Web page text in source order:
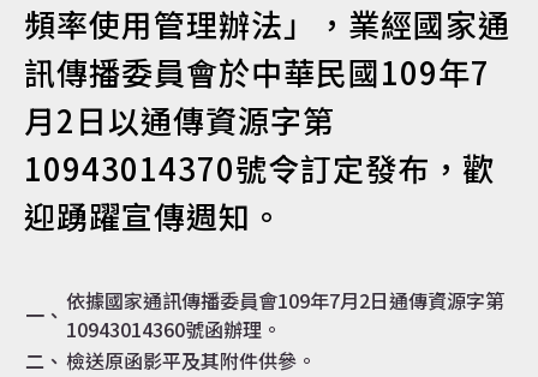
訊息專區
便民服務
資訊公開
頻率使用管理辦法」，業經國家通
訊傳播委員會於中華民國109年7
月2日以通傳資源字第
10943014370號令訂定發布，歡
迎踴躍宣傳週知。
一、 依據國家通訊傳播委員會109年7月2日通傳資源字第
10943014360號函辦理。
二、 檢送原函影平及其附件供參。